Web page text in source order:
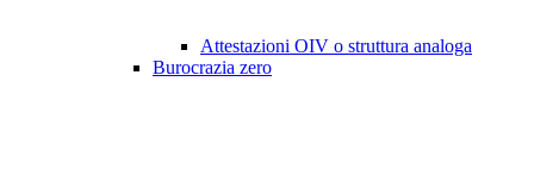
Attestazioni OIV o struttura analoga
Burocrazia zero